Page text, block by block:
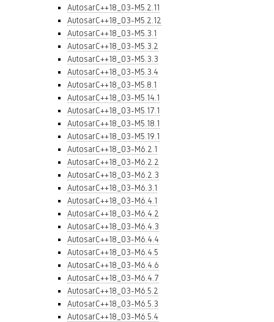
AutosarC++18_03-M5.2.11
AutosarC++18_03-M5.2.12
AutosarC++18_03-M5.3.1
AutosarC++18_03-M5.3.2
AutosarC++18_03-M5.3.3
AutosarC++18_03-M5.3.4
AutosarC++18_03-M5.8.1
AutosarC++18_03-M5.14.1
AutosarC++18_03-M5.17.1
AutosarC++18_03-M5.18.1
AutosarC++18_03-M5.19.1
AutosarC++18_03-M6.2.1
AutosarC++18_03-M6.2.2
AutosarC++18_03-M6.2.3
AutosarC++18_03-M6.3.1
AutosarC++18_03-M6.4.1
AutosarC++18_03-M6.4.2
AutosarC++18_03-M6.4.3
AutosarC++18_03-M6.4.4
AutosarC++18_03-M6.4.5
AutosarC++18_03-M6.4.6
AutosarC++18_03-M6.4.7
AutosarC++18_03-M6.5.2
AutosarC++18_03-M6.5.3
AutosarC++18_03-M6.5.4